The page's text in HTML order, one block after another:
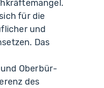
für die
und
Das
und Oberbür­
des